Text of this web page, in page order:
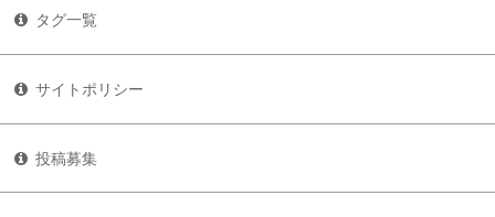
タグ一覧
サイトポリシー
投稿募集